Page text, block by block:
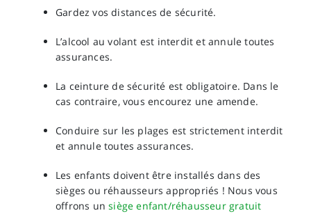
Gardez vos distances de sécurité.
L’alcool au volant est interdit et annule toutes
assurances.
La ceinture de sécurité est obligatoire. Dans le
cas contraire, vous encourez une amende.
Conduire sur les plages est strictement interdit
et annule toutes assurances.
Les enfants doivent être installés dans des
sièges ou réhausseurs appropriés ! Nous vous
offrons unsiège enfant/réhausseur gratuit